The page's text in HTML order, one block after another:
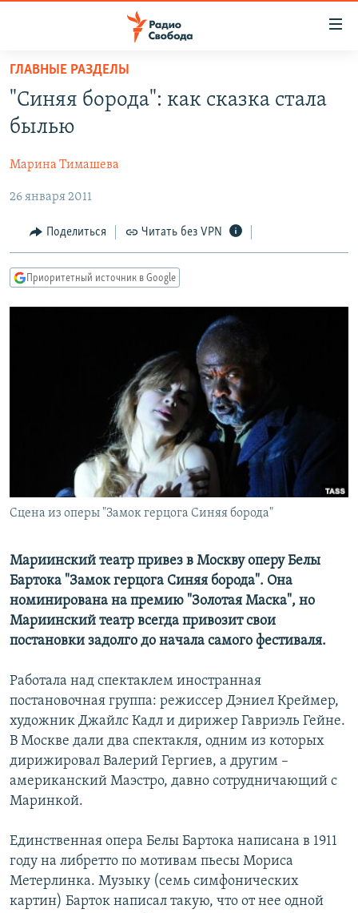
упрощенного
доступа
Вернуться
основному
Вернутся
главной
навигации
Вернутся
ПРОГРАММЫ
ПОДКАСТЫ
ЦИТАТЫ СВОБОДЫ
МНЕНИЯ
КУЛЬТУРА
IDEL.РЕАЛИИ
КАВКАЗ.РЕАЛИИ
РАСПИСАНИЕ ВЕЩАНИЯ
ПОДПИШИТЕСЬ НА РАССЫЛКУ
СОЦИАЛЬНЫЕ СЕТИ
Все сайты РСЕ/РС
ГЛАВНЫЕ РАЗДЕЛЫ
"Синяя борода": как сказка стала
былью
Марина Тимашева
26 января 2011
Поделиться Читать без VPN
Приоритетный источник в Google
Сцена из оперы "Замок герцога Синяя борода"
Мариинский театр привез в Москву оперу Белы
Бартока "Замок герцога Синяя борода". Она
номинирована на премию "Золотая Маска", но
Мариинский театр всегда привозит свои
постановки задолго до начала самого фестиваля.
Работала над спектаклем иностранная
постановочная группа: режиссер Дэниел Креймер,
художник Джайлс Кадл и дирижер Гавриэль Гейне.
В Москве дали два спектакля, одним из которых
дирижировал Валерий Гергиев, а другим –
американский Маэстро, давно сотрудничающий с
Маринкой.
Единственная опера Белы Бартока написана в 1911
году на либретто по мотивам пьесы Мориса
Метерлинка. Музыку (семь симфонических
картин) Барток написал такую, что от нее одной